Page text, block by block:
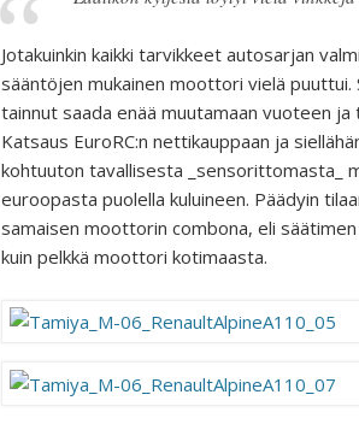
Jotakuinkin kaikki tarvikkeet autosarjan
sääntöjen mukainen moottori vielä
tainnut saada enää muutamaan vuoteen
Katsaus EuroRC:n nettikauppaan ja
kohtuuton tavallisesta _sensorittomasta_
euroopasta puolella kuluineen. Päädyin
samaisen moottorin combona, eli
kuin pelkkä moottori kotimaasta.